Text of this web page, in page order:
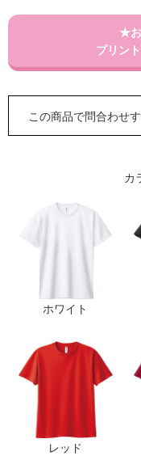
★
プリン
この商品で問合わせ
カ
ホワイト
レッド